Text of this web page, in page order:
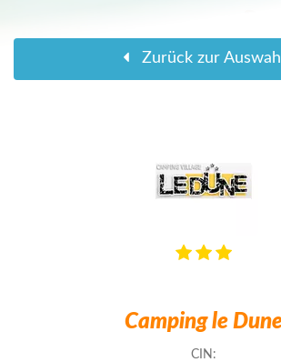
Zurück zur Auswahl
Camping le
CIN: